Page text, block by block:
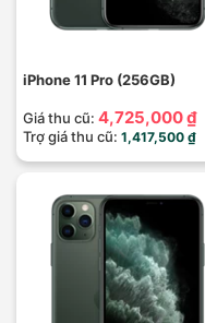
iPhone 11 Pro (256GB)
Giá thu cũ: 4,725,000 ₫
Trợ giá thu cũ: 1,417,500 ₫